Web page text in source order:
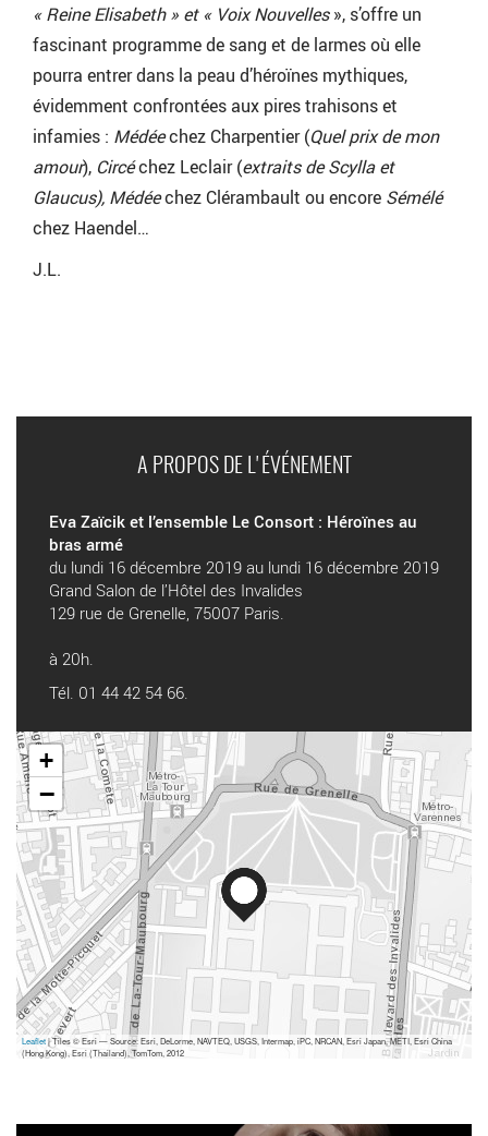
« Reine Elisabeth » et « Voix Nouvelles », s’offre un
fascinant programme de sang et de larmes où elle
pourra entrer dans la peau d’héroïnes mythiques,
évidemment confrontées aux pires trahisons et
infamies : Médéechez Charpentier (Quel prix de mon
amour), Circéchez Leclair (extraits deScylla et
Glaucus), Médéechez Clérambault ou encore Sémélé
chez Haendel…
J.L.
A PROPOS DE L'ÉVÉNEMENT
Eva Zaïcik et l’ensemble Le Consort : Héroïnes au
bras armé
du lundi 16 décembre 2019 au lundi 16 décembre 2019
Grand Salon de l’Hôtel des Invalides
129 rue de Grenelle, 75007 Paris.
à 20h.
Tél. 01 44 42 54 66.
+
−
Leaflet| Tiles © Esri — Source: Esri, DeLorme, NAVTEQ, USGS, Intermap, iPC, NRCAN, Esri Japan, METI, Esri China
(Hong Kong), Esri (Thailand), TomTom, 2012